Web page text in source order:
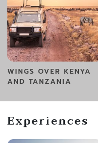
WINGS OVER KENYA
AND TANZANIA
Experiences